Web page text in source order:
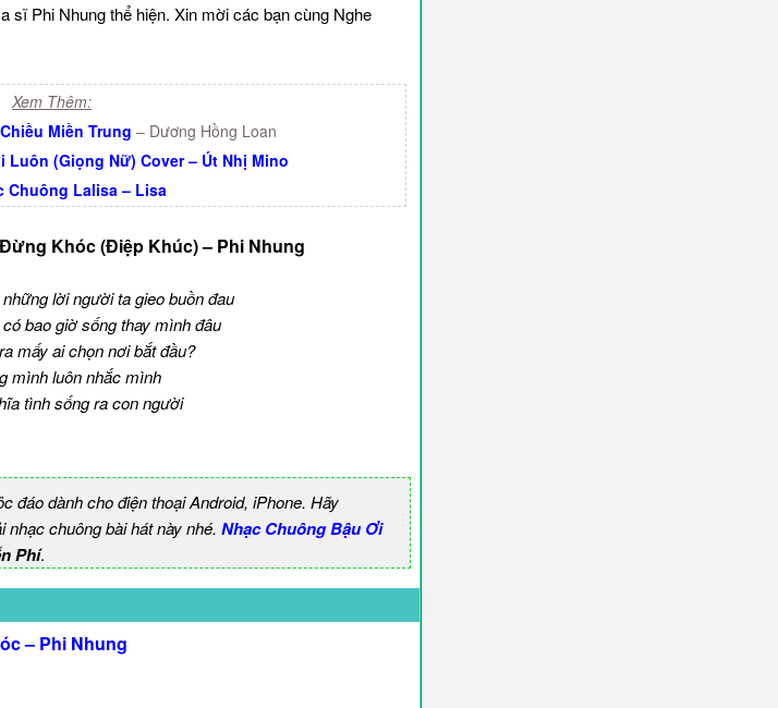
sĩ Phi Nhung thể hiện. Xin mời các bạn cùng Nghe
Xem Thêm:
Miền Trung – Dương Hồng Loan
Luôn (Giọng Nữ) Cover – Út Nhị Mino
Chuông Lalisa – Lisa
Khóc (Điệp Khúc) – Phi Nhung
lời người ta gieo buồn đau
bao giờ sống thay mình đâu
mấy ai chọn nơi bắt đầu?
mình luôn nhắc mình
tình sống ra con người
đáo dành cho điện thoại Android, iPhone. Hãy
nhạc chuông bài hát này nhé. Nhạc Chuông Bậu Ơi
Phí.
– Phi Nhung